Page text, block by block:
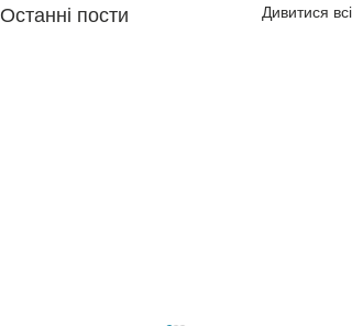
Останні пости Дивитися всі